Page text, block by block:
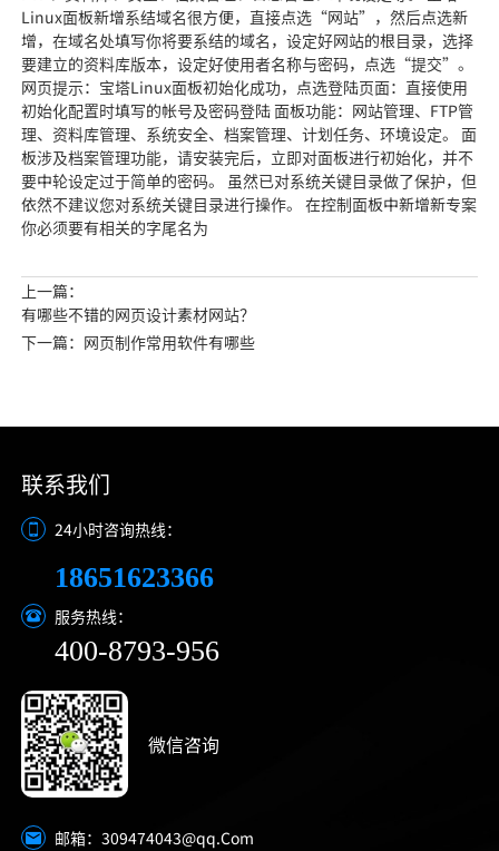
Linux面板新增系结域名很方便，直接点选“网站”，然后点选新
增，在域名处填写你将要系结的域名，设定好网站的根目录，选择
要建立的资料库版本，设定好使用者名称与密码，点选“提交”。
网页提示：宝塔Linux面板初始化成功，点选登陆页面：直接使用
初始化配置时填写的帐号及密码登陆 面板功能：网站管理、FTP管
理、资料库管理、系统安全、档案管理、计划任务、环境设定。 面
板涉及档案管理功能，请安装完后，立即对面板进行初始化，并不
要中轮设定过于简单的密码。 虽然已对系统关键目录做了保护，但
依然不建议您对系统关键目录进行操作。 在控制面板中新增新专案
你必须要有相关的字尾名为
上一篇：
有哪些不错的网页设计素材网站？
下一篇：网页制作常用软件有哪些
联系我们
24小时咨询热线：
18651623366
服务热线：
400-8793-956
微信咨询
邮箱： 309474043@qq.Com